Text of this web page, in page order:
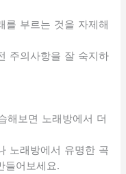
를 부르는 것을 자제해
주의사항을 잘 숙지하
해보면 노래방에서 더
노래방에서 유명한 곡
들어보세요.